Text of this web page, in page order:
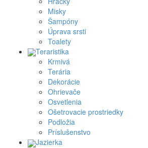
Misky
Šampóny
Úprava srsti
Toalety
Teraristika
Krmivá
Terária
Dekorácie
Ohrievače
Osvetlenia
Ošetrovacie prostriedky
Podložia
Príslušenstvo
Jazierka